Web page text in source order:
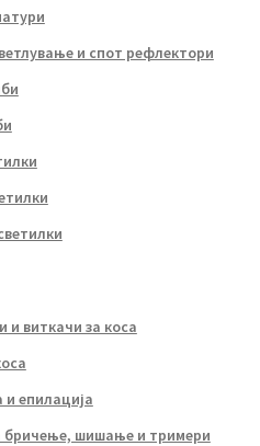
и спот рефлектори
и виткачи за коса
и епилација
бричење, шишање и тримери